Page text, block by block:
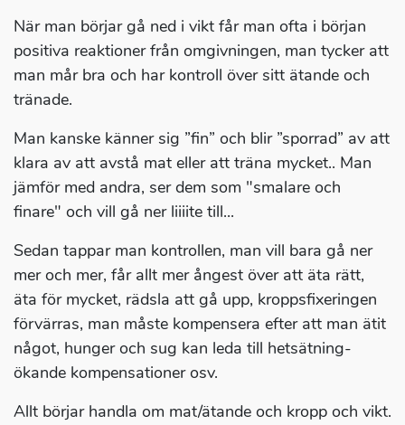
När man börjar gå ned i vikt får man ofta i början
positiva reaktioner från omgivningen, man tycker att
man mår bra och har kontroll över sitt ätande och
tränade.
Man kanske känner sig ”fin” och blir ”sporrad” av att
klara av att avstå mat eller att träna mycket.. Man
jämför med andra, ser dem som "smalare och
finare" och vill gå ner liiiite till...
Sedan tappar man kontrollen, man vill bara gå ner
mer och mer, får allt mer ångest över att äta rätt,
äta för mycket, rädsla att gå upp, kroppsfixeringen
förvärras, man måste kompensera efter att man ätit
något, hunger och sug kan leda till hetsätning-
ökande kompensationer osv.
Allt börjar handla om mat/ätande och kropp och vikt.